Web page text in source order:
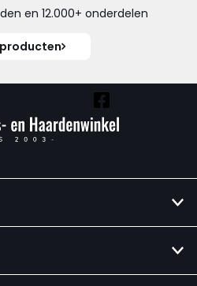
en 12.000+ onderdelen